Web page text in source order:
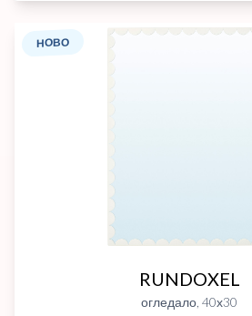
НОВО
RUNDOXEL
огледало, 40х30